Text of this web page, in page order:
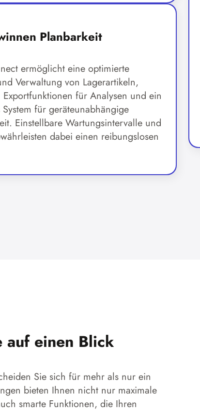
Planbarkeit
ermöglicht eine optimierte
Verwaltung von Lagerartikeln,
für Analysen und ein
für geräteunabhängige
Einstellbare Wartungsintervalle und
dabei einen reibungslosen
auf einen Blick
Sie sich für mehr als nur ein
bieten Ihnen nicht nur maximale
smarte Funktionen, die Ihren